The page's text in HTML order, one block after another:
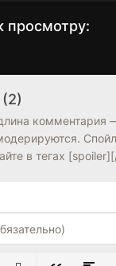
просмотру:
6.5
комментария
в тегах